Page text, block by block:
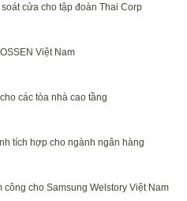
cửa cho tập đoàn Thai Corp
Việt Nam
các tòa nhà cao tầng
tích hợp cho ngành ngân hàng
công cho Samsung Welstory Việt Nam